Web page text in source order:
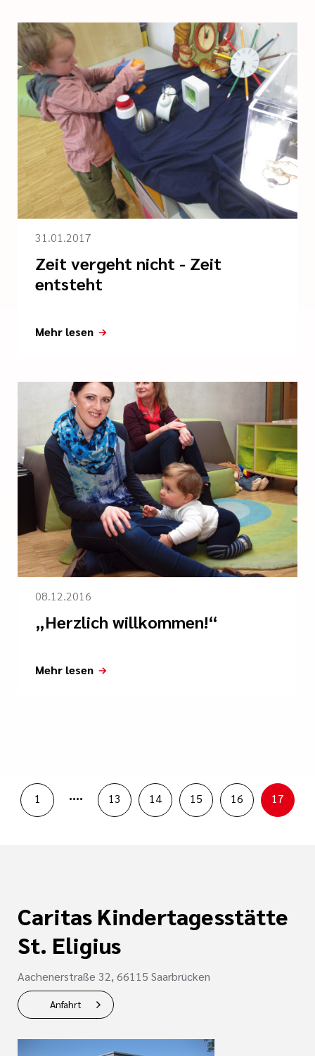
31.01.2017
Zeit vergeht nicht - Zeit
entsteht
Mehr lesen
08.12.2016
„Herzlich willkommen!“
Mehr lesen
1 .... 13 14 15 16 17
Caritas Kindertagesstätte
St. Eligius
Aachenerstraße 32, 66115 Saarbrücken
Anfahrt